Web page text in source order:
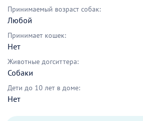
Принимаемый возраст собак:
Любой
Принимает кошек:
Нет
Животные догситтера:
Собаки
Дети до 10 лет в доме:
Нет